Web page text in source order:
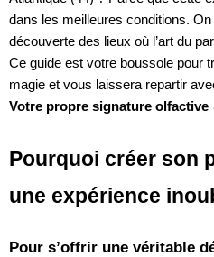
dans les meilleures conditions.
découverte des lieux où l’art du
Ce guide est votre boussole pour
magie et vous laissera repartir
Votre propre signature olfactive
Pourquoi créer son
une expérience
Pour s’offrir une véritable